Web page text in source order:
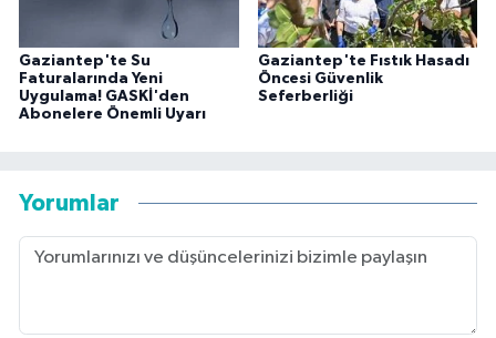
Gaziantep'te Su
Faturalarında Yeni
Uygulama! GASKİ'den
Abonelere Önemli Uyarı
Gaziantep'te Fıstık Hasadı
Öncesi Güvenlik
Seferberliği
Yorumlar